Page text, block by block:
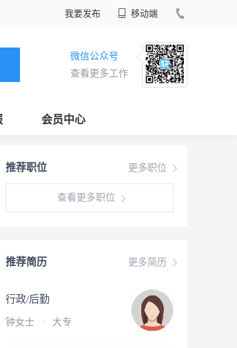
我要发布 移动端
微信公众号
查看更多工作
会员中心
更多职位
推荐职位
查看更多职位
更多简历
推荐简历
行政/后勤
钟女士 · 大专